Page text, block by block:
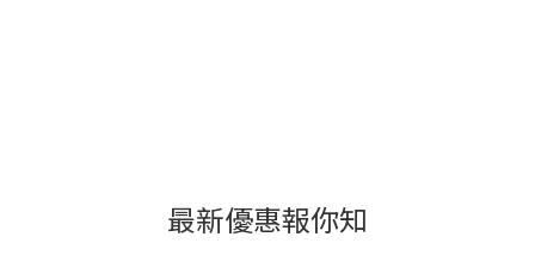
最新優惠報你知